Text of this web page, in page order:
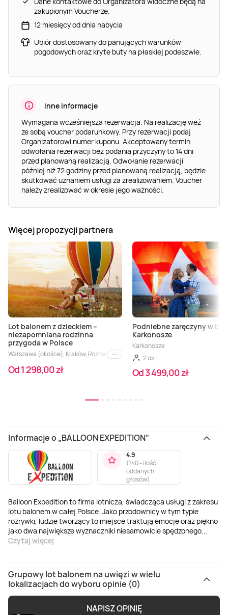
zakupionym Voucherze.
12 miesięcy od dnia nabycia
Ubiór dostosowany do panujących warunków
pogodowych oraz kryte buty na płaskiej podeszwie.
Inne informacje
Wymagana wcześniejsza rezerwacja. Na realizację weź
ze sobą voucher podarunkowy. Przy rezerwacji podaj
Organizatorowi numer kuponu. Akceptowany termin
odwołania rezerwacji bez podania przyczyny to 14 dni
przed planowaną realizacją. Odwołanie rezerwacji
później niż 72 godziny przed planowaną realizacją, będzie
skutkować uznaniem usługi za zrealizowaniem. Voucher
należy zrealizować w okresie jego ważności.
Więcej propozycji partnera
Lot balonem z dzieckiem –
niezapomniana rodzinna
przygoda w Polsce
Warszawa (okolice), Kraków, Poznań, Wrocław, Trójmiasto, Łódź, Karkonosze,
i inne
Od 1 298,00 zł
Podniebne zaręczyny w
Karkonosze
Karkonosze
2 os.
Od 3 499,00 zł
Informacje o „BALLOON EXPEDITION”
Balloon Expedition to firma lotnicza, świadcząca usługi z zakresu
lotu balonem w całej Polsce. Jako przodownicy w tym typie
rozrywki, ludzie tworzący to miejsce traktują emocje oraz piękno
jako dwa największe wyznaczniki niesamowicie spędzonego
Czytaj więcej
4.9
(140 - ilość
oddanych
głosów)
Grupowy lot balonem na uwięzi w wielu
lokalizacjach do wyboru opinie (0)
NAPISZ OPINIĘ